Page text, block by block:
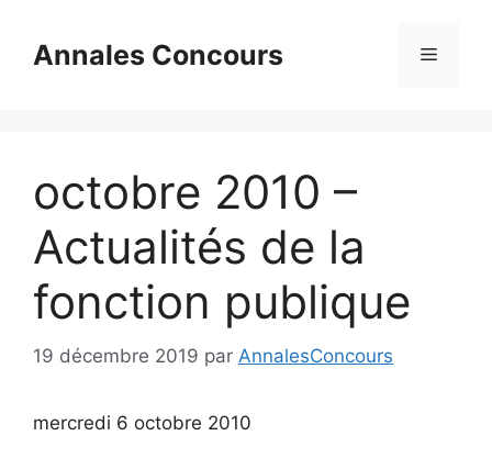
contenuAnnales Concours Menu
octobre 2010 –
Actualités de la
fonction publique
19 décembre 2019 par AnnalesConcours
mercredi 6 octobre 2010